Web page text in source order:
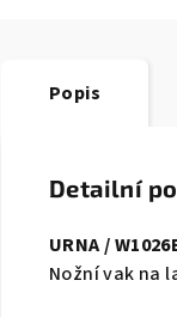
Popis
Detailní
URNA /
Nožní vak na